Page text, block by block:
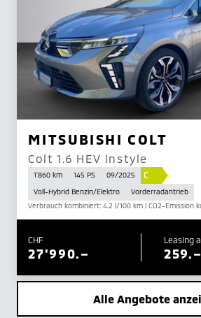
MITSUBISHI COLT
Colt 1.6 HEV Instyle
1'860 km 145 PS 09/2025 C
Voll-Hybrid Benzin/Elektro
Vorderradantrieb
Verbrauch kombiniert: 4.2 l/100 km | CO2-Emission
CHF
27'990.–
Leasing
259.–
Alle Angebote